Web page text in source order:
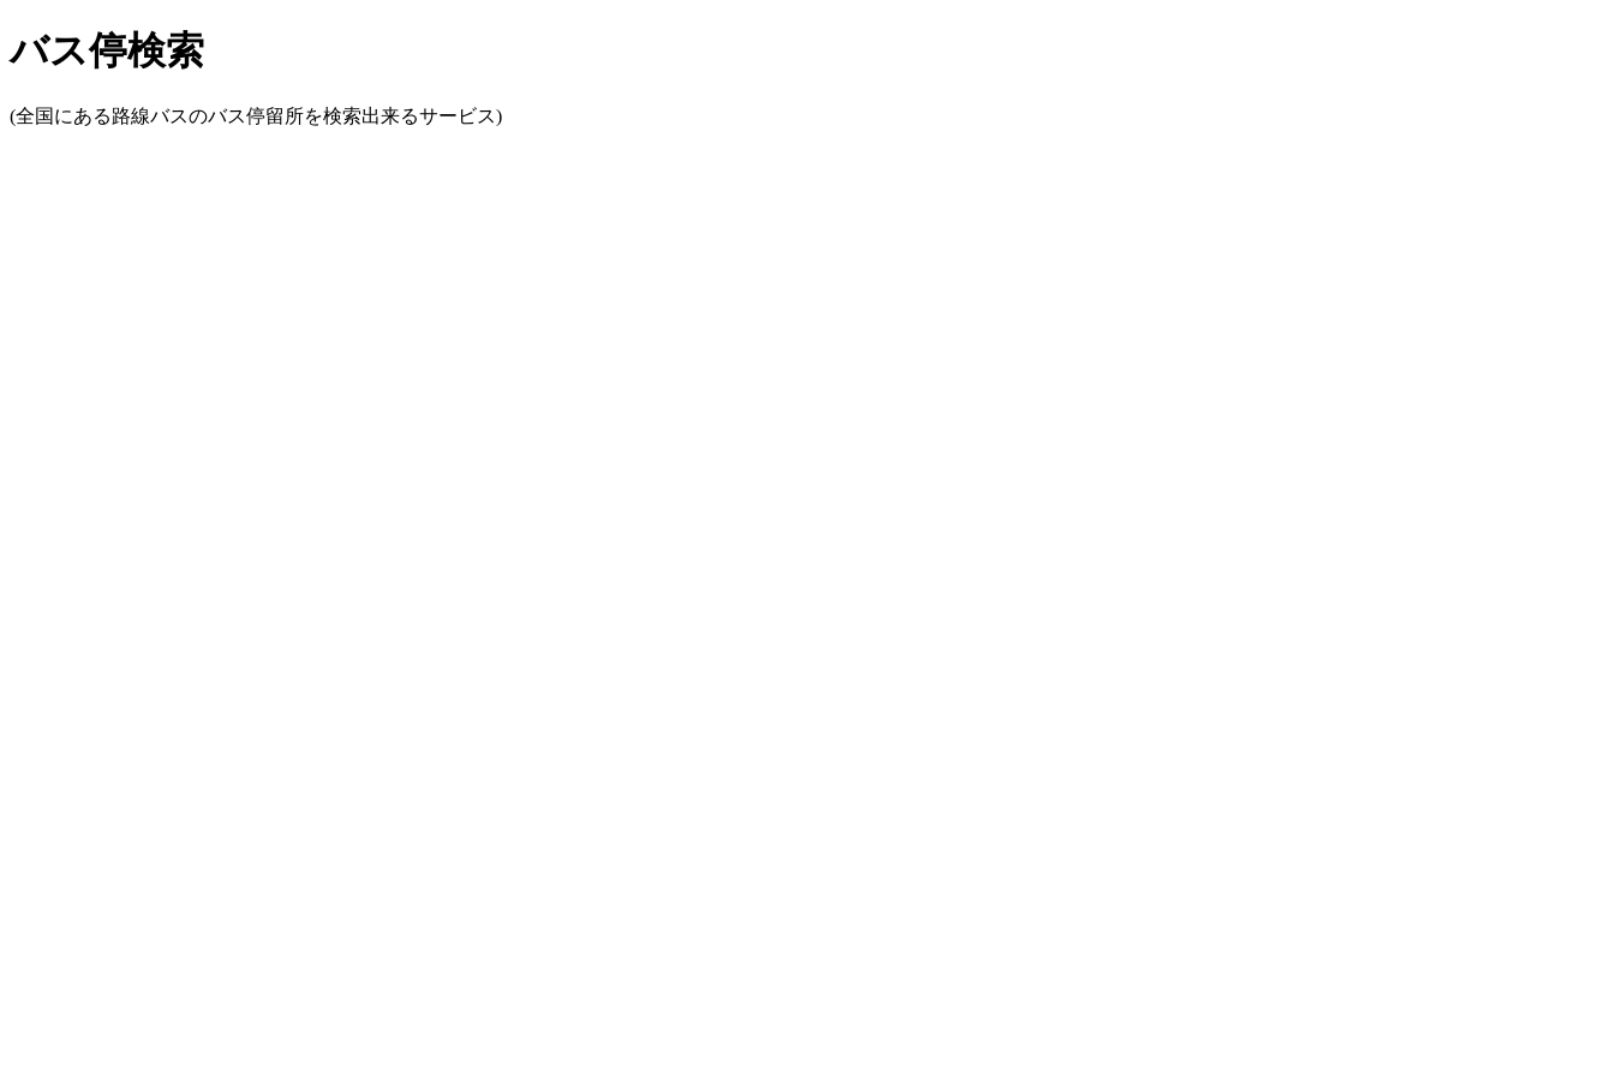
バス停検索
(全国にある路線バスのバス停留所を検索出来るサービス)